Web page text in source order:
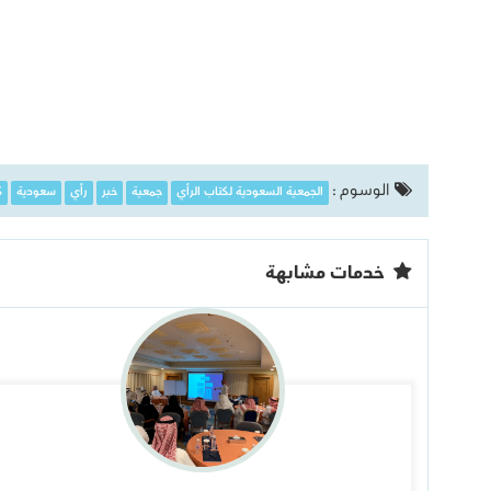
الوسوم : الجمعية السعودية لكتاب الرأي جمعية خبر رأي سعودية
خدمات مشابهة